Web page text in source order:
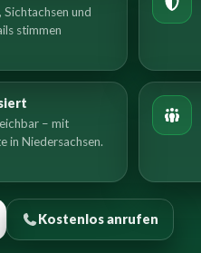
und
stimmen
– mit
in Niedersachsen.
Kostenlos anrufen